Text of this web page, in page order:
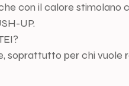
con il calore stimolano
UP.
soprattutto per chi vuole